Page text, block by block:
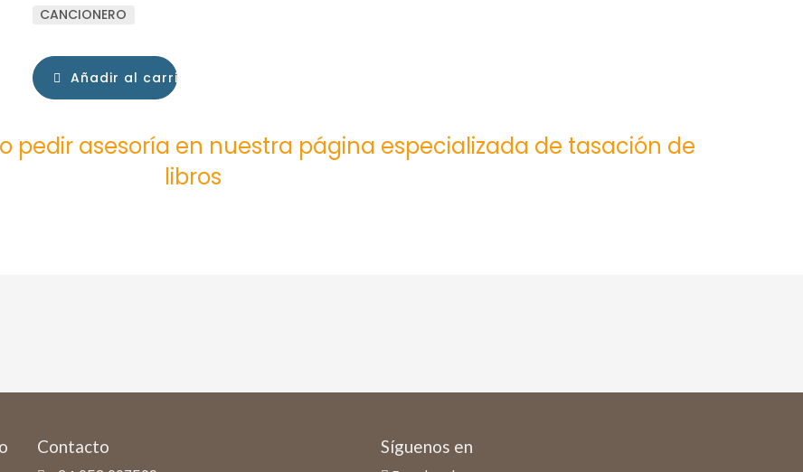
CANCIONERO
Añadir al carrito
pedir asesoría en nuestra página especializada de tasación de
libros
Contacto Síguenos en